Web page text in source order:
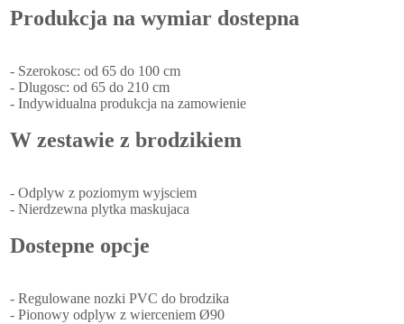
Produkcja na wymiar dostepna
- Szerokosc: od 65 do 100 cm
- Dlugosc: od 65 do 210 cm
- Indywidualna produkcja na zamowienie
W zestawie z brodzikiem
- Odplyw z poziomym wyjsciem
- Nierdzewna plytka maskujaca
Dostepne opcje
- Regulowane nozki PVC do brodzika
- Pionowy odplyw z wierceniem Ø90